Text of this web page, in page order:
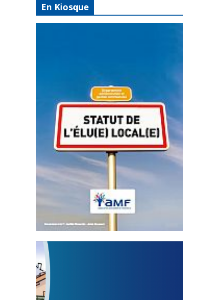
En Kiosque
Statut de l’élu local
3 avril 2024
Mise à jour avril 2024
FEUILLETER